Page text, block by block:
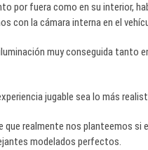
por fuera como en su interior,
con la cámara interna en el
muy conseguida tanto
jugable sea lo más
realmente nos planteemos si
modelados perfectos.